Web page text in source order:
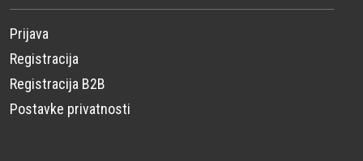
Prijava
Registracija
Registracija B2B
Postavke privatnosti